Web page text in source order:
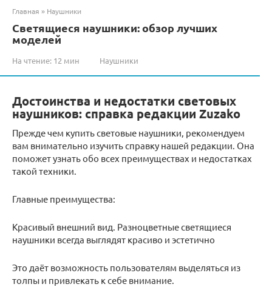
Главная » Наушники
Светящиеся наушники: обзор лучших
моделей
На чтение: 12 мин Наушники
Достоинства и недостатки световых
наушников: справка редакции Zuzako
Прежде чем купить световые наушники, рекомендуем
вам внимательно изучить справку нашей редакции. Она
поможет узнать обо всех преимуществах и недостатках
такой техники.
Главные преимущества:
Красивый внешний вид. Разноцветные светящиеся
наушники всегда выглядят красиво и эстетично
Это даёт возможность пользователям выделяться из
толпы и привлекать к себе внимание.